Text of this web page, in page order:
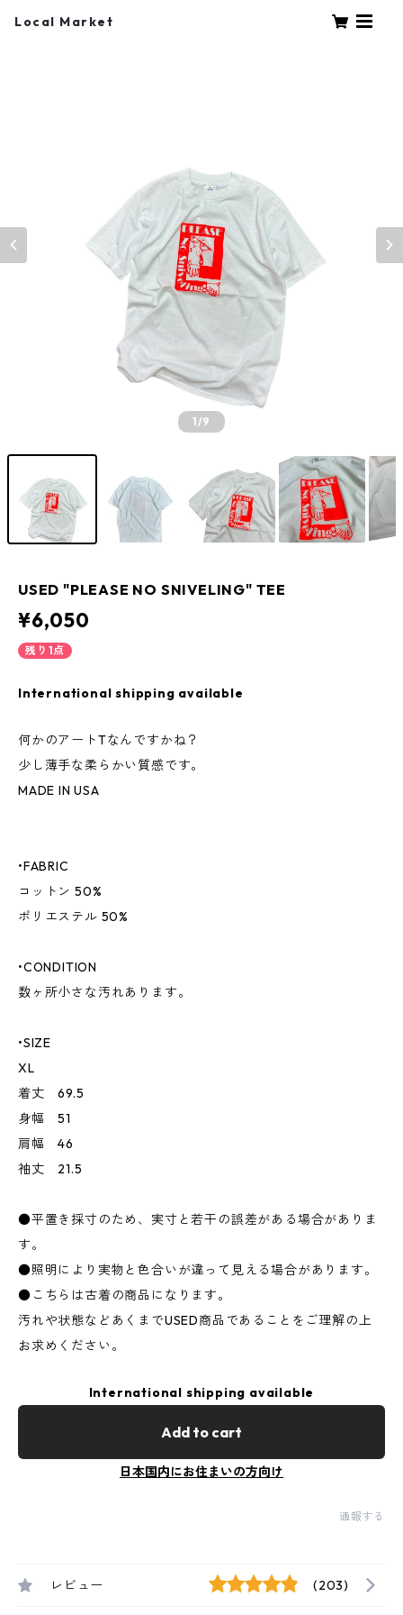
Local Market
1/9
USED "PLEASE NO SNIVELING" TEE
¥6,050
残り1点
International shipping available
何かのアートTなんですかね？
少し薄手な柔らかい質感です。
MADE IN USA
•FABRIC
コットン 50%
ポリエステル 50%
•CONDITION
数ヶ所小さな汚れあります。
•SIZE
XL
着丈 69.5
身幅 51
肩幅 46
袖丈 21.5
●平置き採寸のため、実寸と若干の誤差がある場合がありま
す。
●照明により実物と色合いが違って見える場合があります。
●こちらは古着の商品になります。
汚れや状態などあくまでUSED商品であることをご理解の上
お求めください。
International shipping available
Add to cart
日本国内にお住まいの方向け
通報する
レビュー (203)